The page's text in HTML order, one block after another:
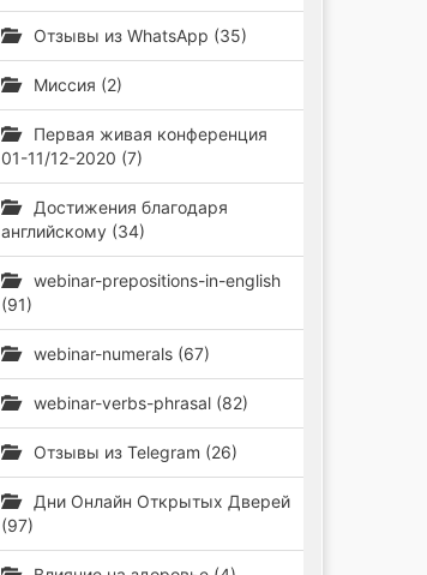
Отзывы из WhatsApp (35)
Миссия (2)
Первая живая конференция
01-11/12-2020 (7)
Достижения благодаря
английскому (34)
webinar-prepositions-in-english
(91)
webinar-numerals (67)
webinar-verbs-phrasal (82)
Отзывы из Telegram (26)
Дни Онлайн Открытых Дверей
(97)